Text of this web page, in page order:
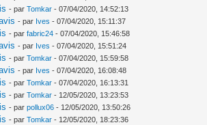
- parTomkar - 07/04/2020, 14:52:13
- par Ives - 07/04/2020, 15:11:37
- parfabric24 - 07/04/2020, 15:46:58
- par Ives - 07/04/2020, 15:51:24
- parTomkar - 07/04/2020, 15:59:58
- par Ives - 07/04/2020, 16:08:48
- parTomkar - 07/04/2020, 16:13:31
- parTomkar - 12/05/2020, 13:23:53
- parpollux06 - 12/05/2020, 13:50:26
- parTomkar - 12/05/2020, 18:23:36